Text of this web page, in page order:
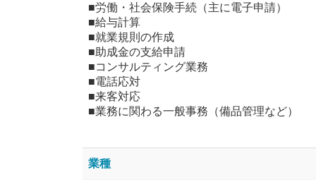
■労働・社会保険手続（主に電子申請）
■給与計算
■就業規則の作成
■助成金の支給申請
■コンサルティング業務
■電話応対
■来客対応
■業務に関わる一般事務（備品管理など）
業種